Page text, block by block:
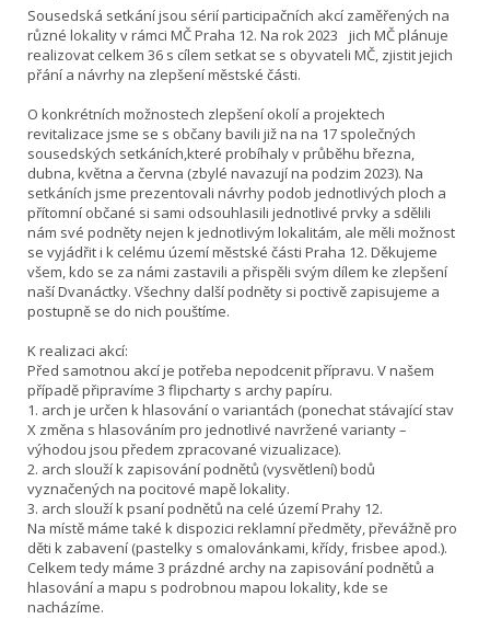
Sousedská setkání jsou sérií participačních akcí zaměřených na
různé lokality v rámci MČ Praha 12. Na rok 2023 jich MČ plánuje
realizovat celkem 36 s cílem setkat se s obyvateli MČ, zjistit jejich
přání a návrhy na zlepšení městské části.
O konkrétních možnostech zlepšení okolí a projektech
revitalizace jsme se s občany bavili již na na 17 společných
sousedských setkáních,které probíhaly v průběhu března,
dubna, května a června (zbylé navazují na podzim 2023). Na
setkáních jsme prezentovali návrhy podob jednotlivých ploch a
přítomní občané si sami odsouhlasili jednotlivé prvky a sdělili
nám své podněty nejen k jednotlivým lokalitám, ale měli možnost
se vyjádřit i k celému území městské části Praha 12. Děkujeme
všem, kdo se za námi zastavili a přispěli svým dílem ke zlepšení
naší Dvanáctky. Všechny další podněty si poctivě zapisujeme a
postupně se do nich pouštíme.
K realizaci akcí:
Před samotnou akcí je potřeba nepodcenit přípravu. V našem
případě připravíme 3 flipcharty s archy papíru.
1. arch je určen k hlasování o variantách (ponechat stávající stav
X změna s hlasováním pro jednotlivé navržené varianty –
výhodou jsou předem zpracované vizualizace).
2. arch slouží k zapisování podnětů (vysvětlení) bodů
vyznačených na pocitové mapě lokality.
3. arch slouží k psaní podnětů na celé území Prahy 12.
Na místě máme také k dispozici reklamní předměty, převážně pro
děti k zabavení (pastelky s omalovánkami, křídy, frisbee apod.).
Celkem tedy máme 3 prázdné archy na zapisování podnětů a
hlasování a mapu s podrobnou mapou lokality, kde se
nacházíme.